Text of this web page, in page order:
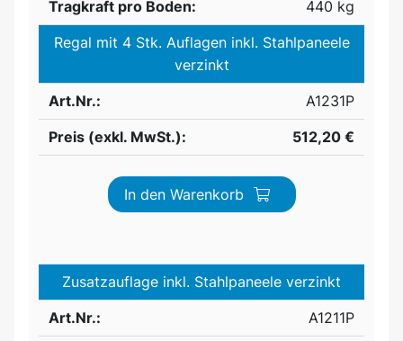
Tragkraft pro Boden:
440 kg
Regal mit 4 Stk. Auflagen inkl. Stahlpaneele
verzinkt
Art.Nr.:
A1231P
Preis (exkl. MwSt.):
512,20 €
In den Warenkorb
Zusatzauflage inkl. Stahlpaneele verzinkt
Art.Nr.:
A1211P